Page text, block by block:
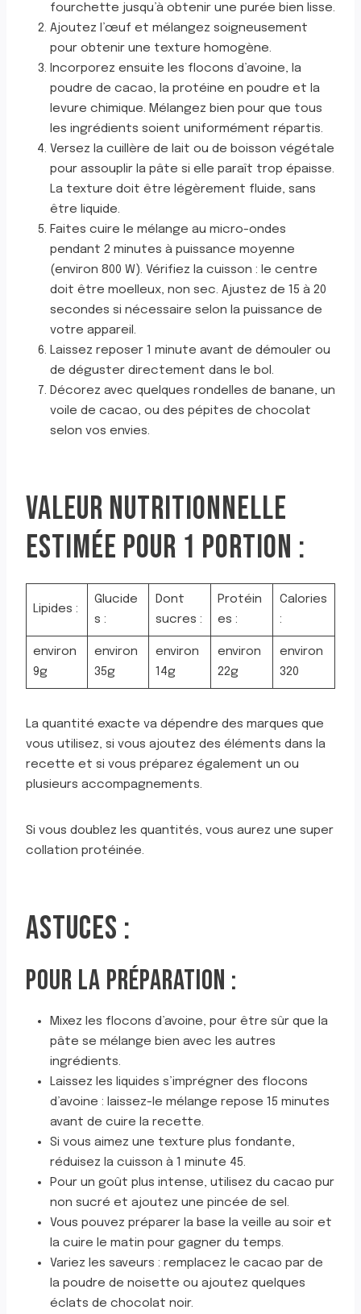
fourchette jusqu’à obtenir une purée bien lisse.
Ajoutez l’œuf et mélangez soigneusement
pour obtenir une texture homogène.
Incorporez ensuite les flocons d’avoine, la
poudre de cacao, la protéine en poudre et la
levure chimique. Mélangez bien pour que tous
les ingrédients soient uniformément répartis.
Versez la cuillère de lait ou de boisson végétale
pour assouplir la pâte si elle paraît trop épaisse.
La texture doit être légèrement fluide, sans
être liquide.
Faites cuire le mélange au micro-ondes
pendant 2 minutes à puissance moyenne
(environ 800 W). Vérifiez la cuisson : le centre
doit être moelleux, non sec. Ajustez de 15 à 20
secondes si nécessaire selon la puissance de
votre appareil.
Laissez reposer 1 minute avant de démouler ou
de déguster directement dans le bol.
Décorez avec quelques rondelles de banane, un
voile de cacao, ou des pépites de chocolat
selon vos envies.
VALEUR NUTRITIONNELLE
ESTIMÉE POUR 1 PORTION :
Lipides :
Glucide
s :
Dont
sucres :
Protéin
es :
Calories
:
environ
9g
environ
35g
environ
14g
environ
22g
environ
320
La quantité exacte va dépendre des marques que
vous utilisez, si vous ajoutez des éléments dans la
recette et si vous préparez également un ou
plusieurs accompagnements.
Si vous doublez les quantités, vous aurez une super
collation protéinée.
ASTUCES :
POUR LA PRÉPARATION :
Mixez les flocons d’avoine, pour être sûr que la
pâte se mélange bien avec les autres
ingrédients.
Laissez les liquides s’imprégner des flocons
d’avoine : laissez-le mélange repose 15 minutes
avant de cuire la recette.
Si vous aimez une texture plus fondante,
réduisez la cuisson à 1 minute 45.
Pour un goût plus intense, utilisez du cacao pur
non sucré et ajoutez une pincée de sel.
Vous pouvez préparer la base la veille au soir et
la cuire le matin pour gagner du temps.
Variez les saveurs : remplacez le cacao par de
la poudre de noisette ou ajoutez quelques
éclats de chocolat noir.